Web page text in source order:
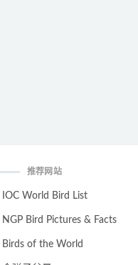
推荐网站
IOC World Bird List
NGP Bird Pictures & Facts
Birds of the World